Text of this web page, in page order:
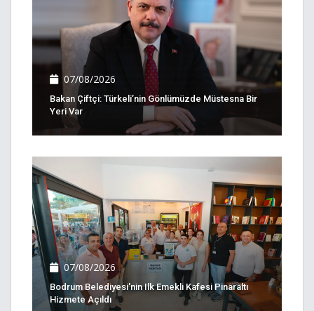
07/08/2026
Bakan Çiftçi: Türkeli’nin Gönlümüzde Müstesna Bir
Yeri Var
07/08/2026
Bodrum Belediyesi'nin Ilk Emekli Kafesi Pinaraltı
Hizmete Açıldı